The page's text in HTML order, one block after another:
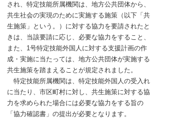
され、特定技能所属機関は、地方公共団体から、
共生社会の実現のために実施する施策（以下「共
生施策」という。）に対する協力を要請されたと
きは、当該要請に応じ、必要な協力をすること、
また、1号特定技能外国人に対する支援計画の作
成・実施に当たっては、地方公共団体が実施する
共生施策を踏まえることが規定されました。
特定技能所属機関は、特定技能外国人の受入れ
に当たり、市区町村に対し、共生施策に対する協
力を求められた場合には必要な協力をする旨の
「協力確認書」の提出が必要となります。